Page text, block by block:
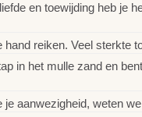
en toewijding heb je
reiken. Veel sterkte
in het mulle zand en
aanwezigheid, weten